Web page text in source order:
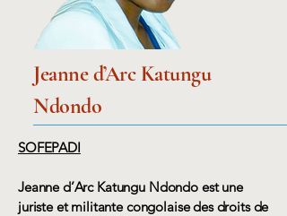
Jeanne d’Arc Katungu
Ndondo
SOFEPADI
Jeanne d’Arc Katungu Ndondo est une
juriste et militante congolaise des droits de